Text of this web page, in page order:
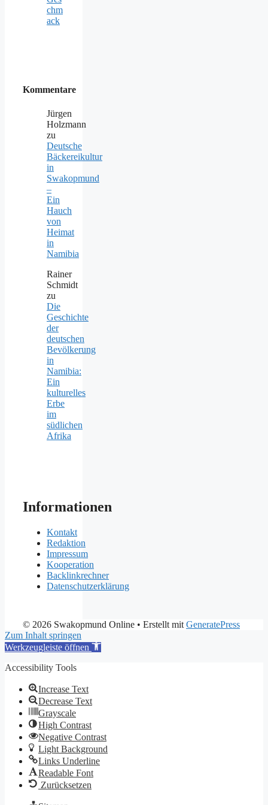
chm
ack
Kommentare
Jürgen
Holzmann
zu
Deutsche
Bäckereikultur
in
Swakopmund
–
Ein
Hauch
von
Heimat
in
Namibia
Rainer
Schmidt
zu
Die
Geschichte
der
deutschen
Bevölkerung
in
Namibia:
Ein
kulturelles
Erbe
im
südlichen
Afrika
Informationen
Kontakt
Redaktion
Impressum
Kooperation
Backlinkrechner
Datenschutzerklärung
© 2026 Swakopmund Online • Erstellt mit GeneratePress
Zum Inhalt springen
Werkzeugleiste öffnen
Accessibility Tools
Increase Text
Decrease Text
Grayscale
High Contrast
Negative Contrast
Light Background
Links Underline
Readable Font
Zurücksetzen